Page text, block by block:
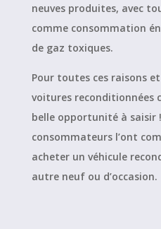
neuves produites, avec
comme consommation
de gaz toxiques.
Pour toutes ces raisons
voitures reconditionnées
belle opportunité à saisir
consommateurs l’ont
acheter un véhicule
autre neuf ou d’occasion.